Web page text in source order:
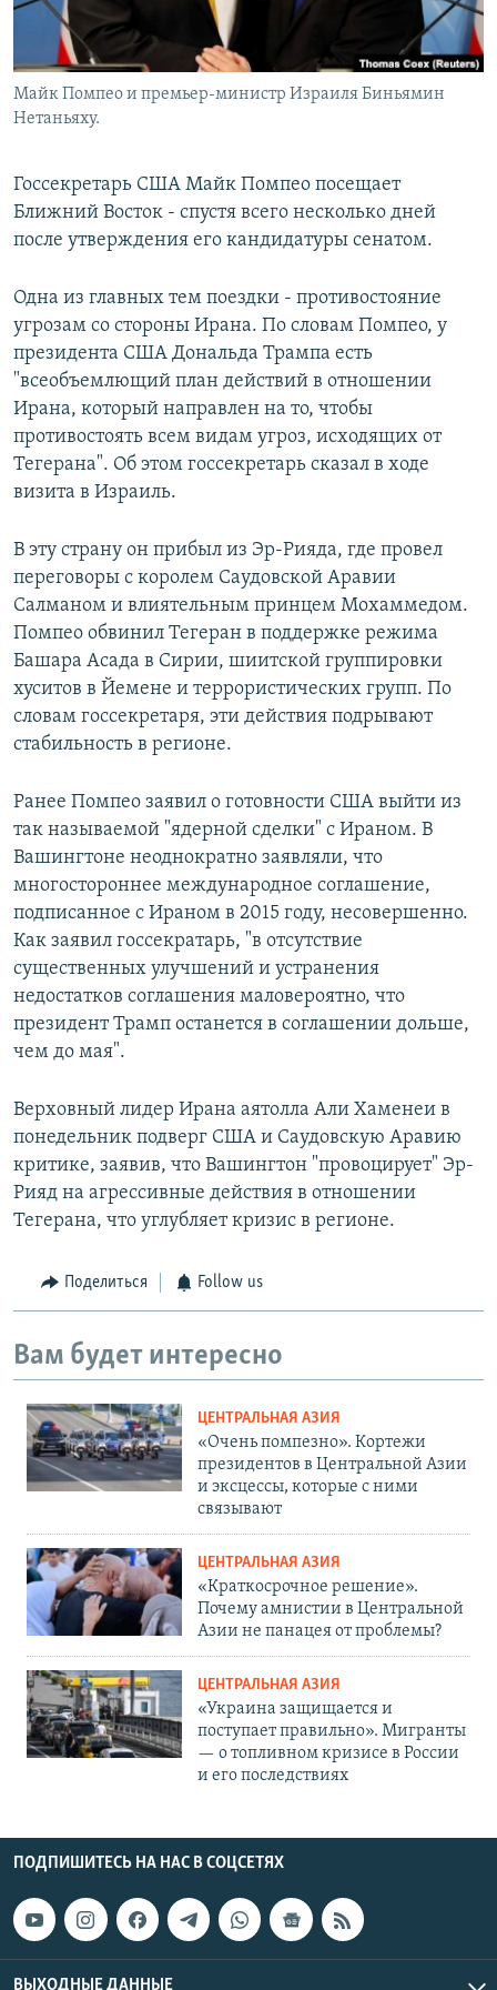
Майк Помпео и премьер-министр Израиля Биньямин
Нетаньяху.
Госсекретарь США Майк Помпео посещает
Ближний Восток - спустя всего несколько дней
после утверждения его кандидатуры сенатом.
Одна из главных тем поездки - противостояние
угрозам со стороны Ирана. По словам Помпео, у
президента США Дональда Трампа есть
"всеобъемлющий план действий в отношении
Ирана, который направлен на то, чтобы
противостоять всем видам угроз, исходящих от
Тегерана". Об этом госсекретарь сказал в ходе
визита в Израиль.
В эту страну он прибыл из Эр-Рияда, где провел
переговоры с королем Саудовской Аравии
Салманом и влиятельным принцем Мохаммедом.
Помпео обвинил Тегеран в поддержке режима
Башара Асада в Сирии, шиитской группировки
хуситов в Йемене и террористических групп. По
словам госсекретаря, эти действия подрывают
стабильность в регионе.
Ранее Помпео заявил о готовности США выйти из
так называемой "ядерной сделки" с Ираном. ​В
Вашингтоне неоднократно заявляли, что
многостороннее международное соглашение,
подписанное с Ираном в 2015 году, несовершенно.
Как заявил госсекратарь, "в отсутствие
существенных улучшений и устранения
недостатков соглашения маловероятно, что
президент Трамп останется в соглашении дольше,
чем до мая".
Верховный лидер Ирана аятолла Али Хаменеи в
понедельник подверг США и Саудовскую Аравию
критике, заявив, что Вашингтон "провоцирует" Эр-
Рияд на агрессивные действия в отношении
Тегерана, что углубляет кризис в регионе.
Поделиться Follow us
Вам будет интересно
ЦЕНТРАЛЬНАЯ АЗИЯ
«Очень помпезно». Кортежи
президентов в Центральной Азии
и эксцессы, которые с ними
связывают
ЦЕНТРАЛЬНАЯ АЗИЯ
«Краткосрочное решение».
Почему амнистии в Центральной
Азии не панацея от проблемы?
ЦЕНТРАЛЬНАЯ АЗИЯ
«Украина защищается и
поступает правильно». Мигранты
— о топливном кризисе в России
и его последствиях
ПОДПИШИТЕСЬ НА НАС В СОЦСЕТЯХ
ВЫХОДНЫЕ ДАННЫЕ